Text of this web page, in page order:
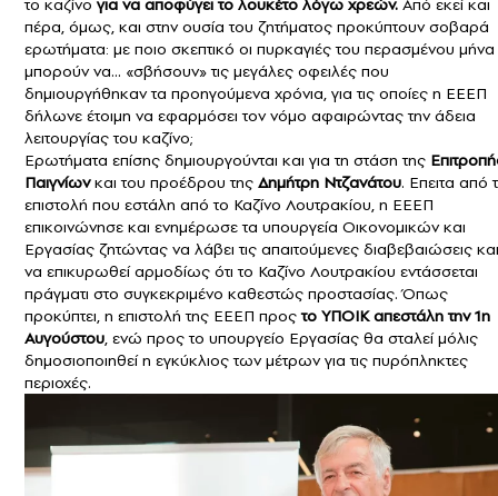
το καζίνο για να αποφύγει το λουκέτο λόγω χρεών. Από εκεί και
πέρα, όμως, και στην ουσία του ζητήματος προκύπτουν σοβαρά
ερωτήματα: με ποιο σκεπτικό οι πυρκαγιές του περασμένου μήνα
μπορούν να… «σβήσουν» τις μεγάλες οφειλές που
δημιουργήθηκαν τα προηγούμενα χρόνια, για τις οποίες η ΕΕΕΠ
δήλωνε έτοιμη να εφαρμόσει τον νόμο αφαιρώντας την άδεια
λειτουργίας του καζίνο;
Ερωτήματα επίσης δημιουργούνται και για τη στάση της
Παιγνίωνκαι του προέδρου της Δημήτρη Ντζανάτου. Επειτα από
επιστολή που εστάλη από το Καζίνο Λουτρακίου, η ΕΕΕΠ
επικοινώνησε και ενημέρωσε τα υπουργεία Οικονομικών και
Εργασίας ζητώντας να λάβει τις απαιτούμενες διαβεβαιώσεις και
να επικυρωθεί αρμοδίως ότι το Καζίνο Λουτρακίου εντάσσεται
πράγματι στο συγκεκριμένο καθεστώς προστασίας. Όπως
προκύπτει, η επιστολή της ΕΕΕΠ προςτο ΥΠΟΙΚ απεστάλη την 1η
Αυγούστου, ενώ προς το υπουργείο Εργασίας θα σταλεί μόλις
δημοσιοποιηθεί η εγκύκλιος των μέτρων για τις πυρόπληκτες
περιοχές.